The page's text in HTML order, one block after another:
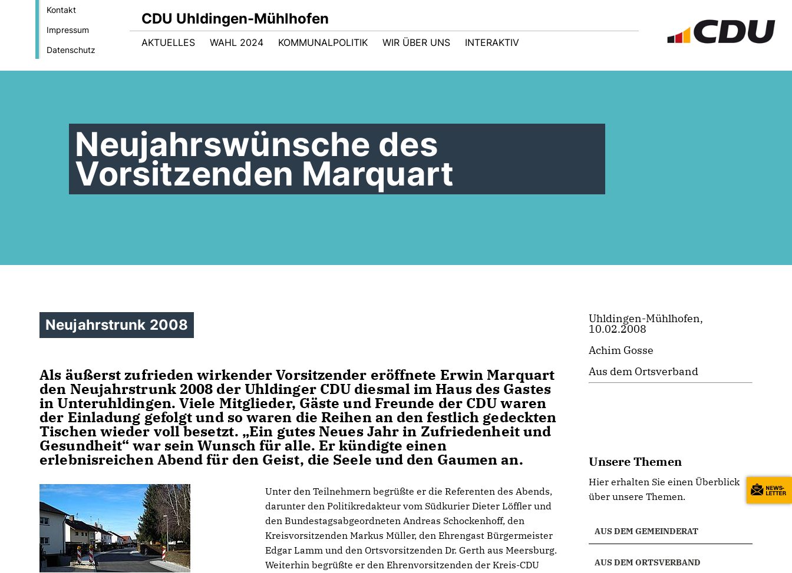
Kontakt
Impressum
Datenschutz
CDU Uhldingen-Mühlhofen
AKTUELLES WAHL 2024 KOMMUNALPOLITIK WIR ÜBER UNS INTERAKTIV
Neujahrswünsche des
Vorsitzenden Marquart
Neujahrstrunk 2008
Als äußerst zufrieden wirkender Vorsitzender eröffnete Erwin Marquart
den Neujahrstrunk 2008 der Uhldinger CDU diesmal im Haus des Gastes
in Unteruhldingen. Viele Mitglieder, Gäste und Freunde der CDU waren
der Einladung gefolgt und so waren die Reihen an den festlich gedeckten
Tischen wieder voll besetzt. „Ein gutes Neues Jahr in Zufriedenheit und
Gesundheit“ war sein Wunsch für alle. Er kündigte einen
erlebnisreichen Abend für den Geist, die Seele und den Gaumen an.
Unter den Teilnehmern begrüßte er die Referenten des Abends,
darunter den Politikredakteur vom Südkurier Dieter Löffler und
den Bundestagsabgeordneten Andreas Schockenhoff, den
Kreisvorsitzenden Markus Müller, den Ehrengast Bürgermeister
Edgar Lamm und den Ortsvorsitzenden Dr. Gerth aus Meersburg.
Weiterhin begrüßte er den Ehrenvorsitzenden der Kreis-CDU
Uhldingen-Mühlhofen,
10.02.2008
Achim Gosse
Aus dem Ortsverband
Unsere Themen
Hier erhalten Sie einen Überblick
über unsere Themen.
AUS DEM GEMEINDERAT
AUS DEM ORTSVERBAND